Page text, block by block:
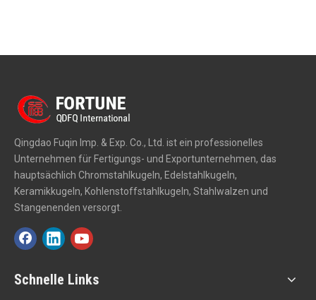
Qingdao Fuqin Imp. & Exp. Co., Ltd. ist ein professionelles
Unternehmen für Fertigungs- und Exportunternehmen, das
hauptsächlich Chromstahlkugeln, Edelstahlkugeln,
Keramikkugeln, Kohlenstoffstahlkugeln, Stahlwalzen und
Stangenenden versorgt.
Schnelle Links